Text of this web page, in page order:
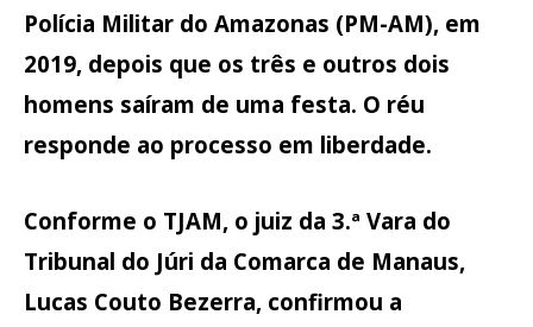
Polícia Militar do Amazonas (PM-AM), em
2019, depois que os três e outros dois
homens saíram de uma festa. O réu
responde ao processo em liberdade.
Conforme o TJAM, o juiz da 3.ª Vara do
Tribunal do Júri da Comarca de Manaus,
Lucas Couto Bezerra, confirmou a